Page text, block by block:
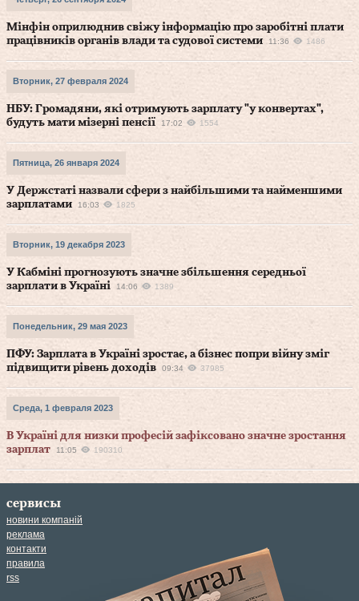
Мінфін оприлюднив свіжу інформацію про заробітні плати
працівників органів влади та судової системи
11:36 1486
Вторник, 27 февраля 2024
НБУ: Громадяни, які отримують зарплату "у конвертах",
будуть мати мізерні пенсії
17:02 1554
Пятница, 26 января 2024
У Держстаті назвали сфери з найбільшими та найменшими
зарплатами
16:03 1825
Вторник, 19 декабря 2023
У Кабміні прогнозують значне збільшення середньої
зарплати в Україні
14:06 1389
Понедельник, 29 мая 2023
ПФУ: Зарплата в Україні зростає, а бізнес попри війну зміг
підвищити рівень доходів
09:34 37985
Среда, 1 февраля 2023
В Україні для низки професій зафіксовано значне зростання
зарплат
11:05 190310
сервисы
новини компаній
реклама
контакти
правила
rss